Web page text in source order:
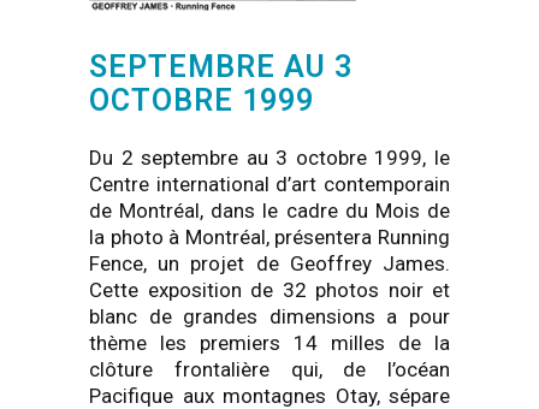
SEPTEMBRE AU 3
OCTOBRE 1999
Du 2 septembre au 3 octobre 1999, le
Centre international d’art contemporain
de Montréal, dans le cadre du Mois de
la photo à Montréal, présentera Running
Fence, un projet de Geoffrey James.
Cette exposition de 32 photos noir et
blanc de grandes dimensions a pour
thème les premiers 14 milles de la
clôture frontalière qui, de l’océan
Pacifique aux montagnes Otay, sépare